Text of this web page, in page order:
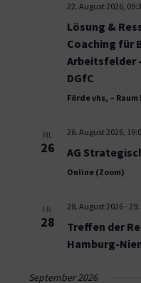
22. August 2026,
Lösung &
Coaching für
Arbeitsfelder
DGfC
Förde vhs, – Raum
MI.
26
26. August 2026,
AG
Online (Zoom)
FR.
28
28. August 2026-
Treffen der
Hamburg-
September 2026